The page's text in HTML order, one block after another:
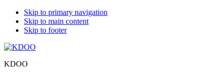
Skip to primary navigation
Skip to main content
Skip to footer
KDOO